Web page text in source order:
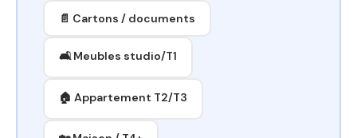
📄 Cartons / documents
🛋️ Meubles studio/T1
🏠 Appartement T2/T3